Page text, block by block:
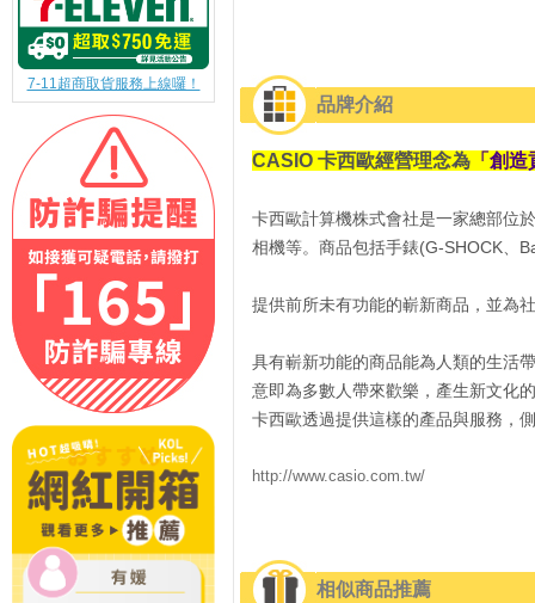
7-11超商取貨服務上線囉！
品牌介紹
CASIO 卡西歐經營理念為 「創
卡西歐計算機株式會社是一家總部位
相機等。商品包括手錶(G-SHOCK、
提供前所未有功能的嶄新商品，並為
具有嶄新功能的商品能為人類的生活
意即為多數人帶來歡樂，產生新文化
卡西歐透過提供這樣的產品與服務，
http://www.casio.com.tw/
相似商品推薦